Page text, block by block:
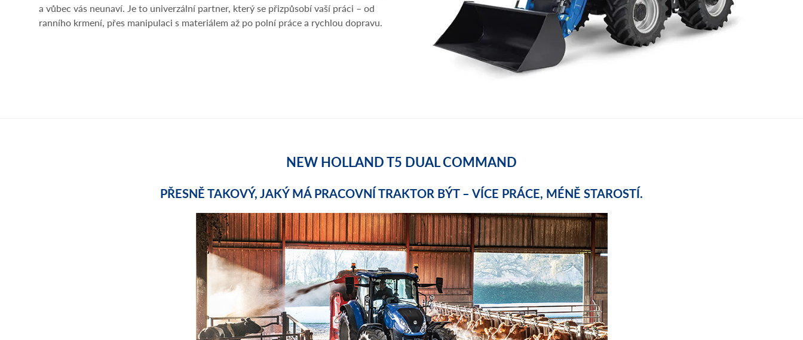
a vůbec vás neunaví. Je to univerzální partner, který se přizpůsobí vaší práci – od
ranního krmení, přes manipulaci s materiálem až po polní práce a rychlou dopravu.
NEW HOLLAND T5 DUAL COMMAND
PŘESNĚ TAKOVÝ, JAKÝ MÁ PRACOVNÍ TRAKTOR BÝT – VÍCE PRÁCE, MÉNĚ STAROSTÍ.